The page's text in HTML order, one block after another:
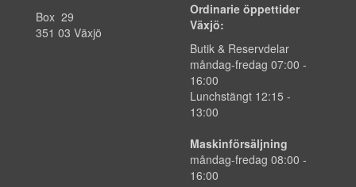
Box 29
351 03 Växjö
Ordinarie öppettider
Växjö:
Butik & Reservdelar
måndag-fredag 07:00 -
16:00
Lunchstängt 12:15 -
13:00
Maskinförsäljning
måndag-fredag 08:00 -
16:00